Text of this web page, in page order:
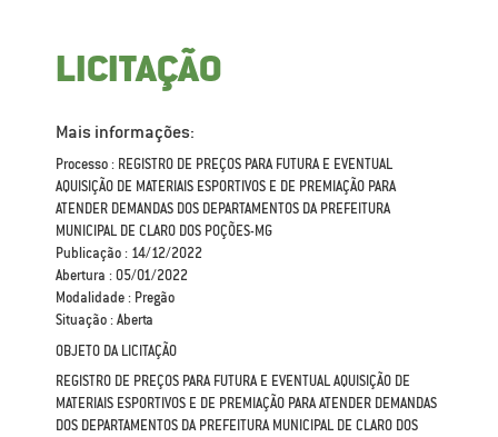
LICITAÇÃO
Mais informações:
Processo : REGISTRO DE PREÇOS PARA FUTURA E EVENTUAL
AQUISIÇÃO DE MATERIAIS ESPORTIVOS E DE PREMIAÇÃO PARA
ATENDER DEMANDAS DOS DEPARTAMENTOS DA PREFEITURA
MUNICIPAL DE CLARO DOS POÇÕES-MG
Publicação : 14/12/2022
Abertura : 05/01/2022
Modalidade : Pregão
Situação : Aberta
OBJETO DA LICITAÇÃO
REGISTRO DE PREÇOS PARA FUTURA E EVENTUAL AQUISIÇÃO DE
MATERIAIS ESPORTIVOS E DE PREMIAÇÃO PARA ATENDER DEMANDAS
DOS DEPARTAMENTOS DA PREFEITURA MUNICIPAL DE CLARO DOS